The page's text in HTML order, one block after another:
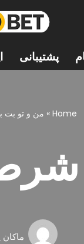
پشتیبانی
Home
» من و تو بت